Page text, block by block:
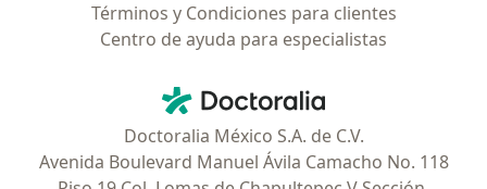
Términos y Condiciones para clientes
Centro de ayuda para especialistas
Doctoralia - Página de inicio
Doctoralia México S.A. de C.V.
Avenida Boulevard Manuel Ávila Camacho No. 118